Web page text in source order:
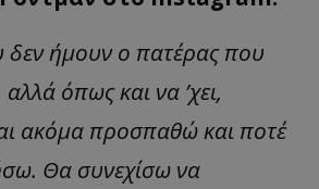
ήμουν ο πατέρας που
αλλά όπως και να ’χει,
ακόμα προσπαθώ και ποτέ
Θα συνεχίσω να